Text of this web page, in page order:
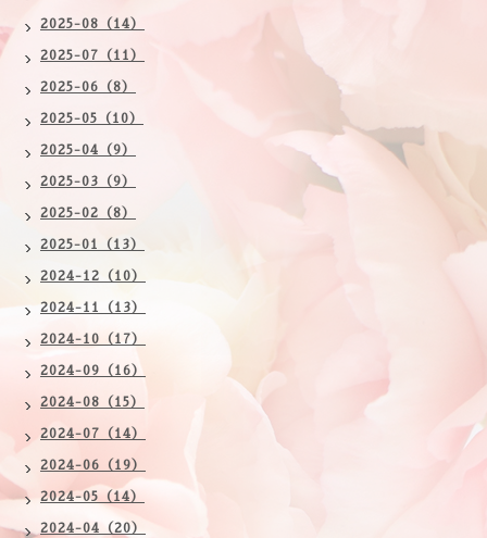
2025-08（14）
2025-07（11）
2025-06（8）
2025-05（10）
2025-04（9）
2025-03（9）
2025-02（8）
2025-01（13）
2024-12（10）
2024-11（13）
2024-10（17）
2024-09（16）
2024-08（15）
2024-07（14）
2024-06（19）
2024-05（14）
2024-04（20）